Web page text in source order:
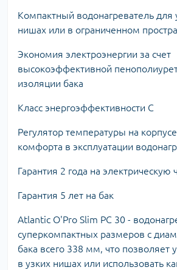
Компактный водонагреватель для
нишах или в ограниченном
Экономия электроэнергии за счет
высокоэффективной
изоляции бака
Класс энергоэффективности C
Регулятор температуры на
комфорта в эксплуатации
Гарантия 2 года на электрическую
Гарантия 5 лет на бак
Atlantic O'Pro Slim PC 30 -
суперкомпактных размеров с
бака всего 338 мм, что позволяет
в узких нишах или использовать